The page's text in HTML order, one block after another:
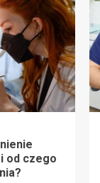
od czego